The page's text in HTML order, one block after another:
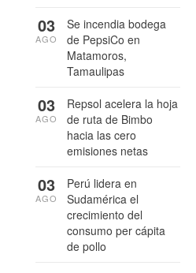
Se incendia bodega
de PepsiCo en
Matamoros,
Tamaulipas
03
AGO
Repsol acelera la hoja
de ruta de Bimbo
hacia las cero
emisiones netas
03
AGO
Perú lidera en
Sudamérica el
crecimiento del
consumo per cápita
de pollo
03
AGO